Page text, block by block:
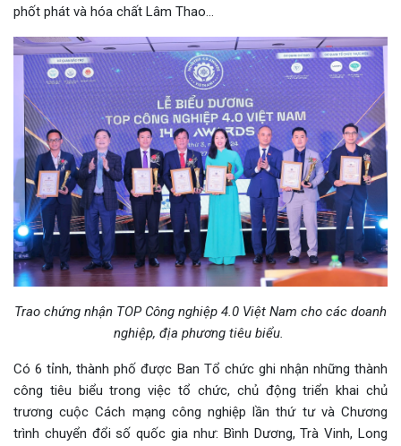
phốt phát và hóa chất Lâm Thao…
Trao chứng nhận TOP Công nghiệp 4.0 Việt Nam cho các doanh
nghiệp, địa phương tiêu biểu.
Có 6 tỉnh, thành phố được Ban Tổ chức ghi nhận những thành
công tiêu biểu trong việc tổ chức, chủ động triển khai chủ
trương cuộc Cách mạng công nghiệp lần thứ tư và Chương
trình chuyển đổi số quốc gia như: Bình Dương, Trà Vinh, Long